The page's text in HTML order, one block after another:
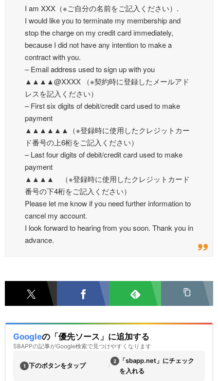
I am XXX（※ご自分の名前をご記入ください）.
I would like you to terminate my membership and
stop the charge on my credit card immediately,
because I did not have any intention to make a
contract with you.
– Email address used to sign up with you
▲▲▲▲@XXXX （※契約時に登録したメールアド
レスを記入ください）
– First six digits of debit/credit card used to make
payment
▲▲▲▲▲▲（※登録時に使用したクレジットカー
ド番号の上6桁をご記入ください）
– Last four digits of debit/credit card used to make
payment
▲▲▲▲ （※登録時に使用したクレジットカード
番号の下4桁をご記入ください）
Please let me know if you need further information to
cancel my account.
I look forward to hearing from you soon. Thank you in
advance.
Googleの「優先ソース」に追加する
SBAPPの記事がGoogle検索で見つけやすくなります
1 下のボタンをタップ › 2
「sbapp.net」にチェック
を入れる